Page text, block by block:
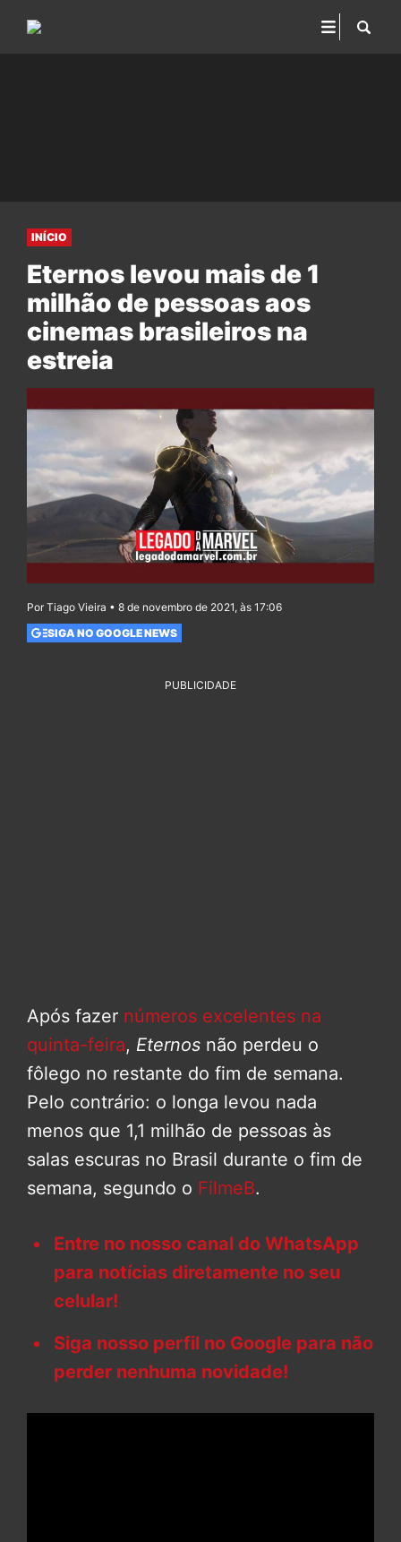
INÍCIO
Eternos levou mais de 1
milhão de pessoas aos
cinemas brasileiros na
estreia
Por Tiago Vieira • 8 de novembro de 2021, às 17:06
SIGA NO GOOGLE NEWS
PUBLICIDADE
Após fazer números excelentes na
quinta-feira, Eternos não perdeu o
fôlego no restante do fim de semana.
Pelo contrário: o longa levou nada
menos que 1,1 milhão de pessoas às
salas escuras no Brasil durante o fim de
semana, segundo o FilmeB.
Entre no nosso canal do WhatsApp
para notícias diretamente no seu
celular!
Siga nosso perfil no Google para não
perder nenhuma novidade!